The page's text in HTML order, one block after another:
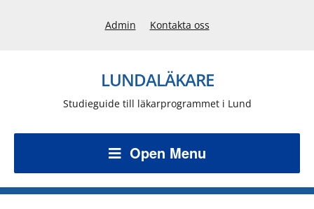
Admin Kontakta oss
LUNDALÄKARE
Studieguide till läkarprogrammet i Lund
Open Menu